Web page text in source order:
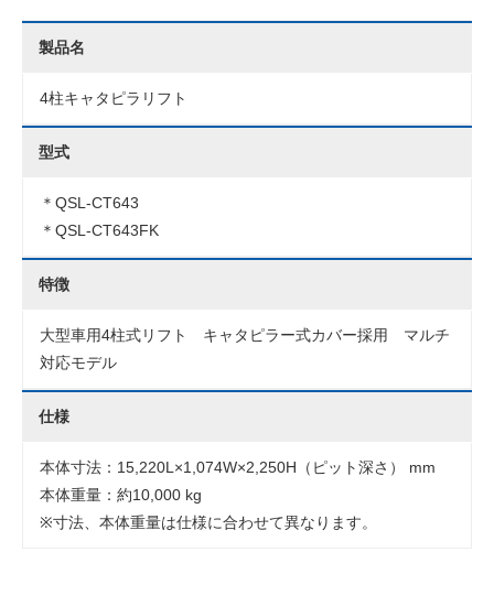
製品名
4柱キャタピラリフト
型式
＊QSL-CT643
＊QSL-CT643FK
特徴
大型車用4柱式リフト キャタピラー式カバー採用 マルチ
対応モデル
仕様
本体寸法：15,220L×1,074W×2,250H（ピット深さ） mm
本体重量：約10,000 kg
※寸法、本体重量は仕様に合わせて異なります。